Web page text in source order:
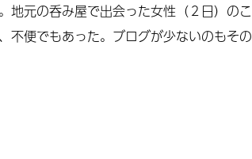
地元の呑み屋で出会った女性（２日）のこ
不便でもあった。ブログが少ないのもその